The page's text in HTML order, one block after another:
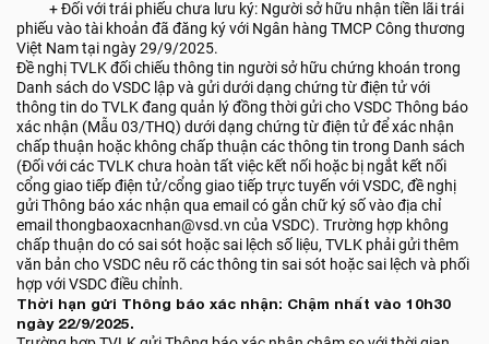
+ Đối với trái phiếu chưa lưu ký: Người sở hữu nhận tiền lãi trái
phiếu vào tài khoản đã đăng ký với Ngân hàng TMCP Công thương
Việt Nam tại ngày 29/9/2025.
Đề nghị TVLK đối chiếu thông tin người sở hữu chứng khoán trong
Danh sách do VSDC lập và gửi dưới dạng chứng từ điện tử với
thông tin do TVLK đang quản lý đồng thời gửi cho VSDC Thông báo
xác nhận (Mẫu 03/THQ) dưới dạng chứng từ điện tử để xác nhận
chấp thuận hoặc không chấp thuận các thông tin trong Danh sách
(Đối với các TVLK chưa hoàn tất việc kết nối hoặc bị ngắt kết nối
cổng giao tiếp điện tử/cổng giao tiếp trực tuyến với VSDC, đề nghị
gửi Thông báo xác nhận qua email có gắn chữ ký số vào địa chỉ
email thongbaoxacnhan@vsd.vn của VSDC). Trường hợp không
chấp thuận do có sai sót hoặc sai lệch số liệu, TVLK phải gửi thêm
văn bản cho VSDC nêu rõ các thông tin sai sót hoặc sai lệch và phối
hợp với VSDC điều chỉnh.
Thời hạn gửi Thông báo xác nhận: Chậm nhất vào 10h30
ngày 22/9/2025.